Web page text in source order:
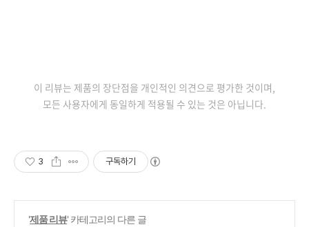
이 리뷰는 제품의 장단점을 개인적인 의견으로 평가한 것이며,
모든 사용자에게 동일하게 적용될 수 있는 것은 아닙니다.
3 구독하기
'제품 리뷰' 카테고리의 다른 글